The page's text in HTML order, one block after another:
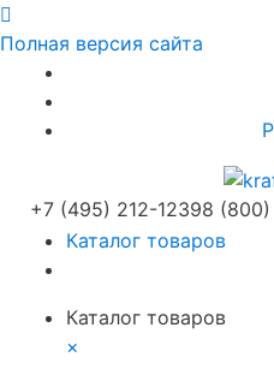
Полная версия сайта
+7 (495) 212-12398
Каталог товаров
Каталог товаров
×